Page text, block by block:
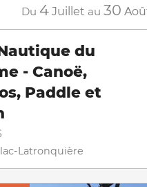
Du 4 Juillet au 30
du
- Canoë,
Paddle et
Latronquière